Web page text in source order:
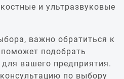
и ультразвуковые
важно обратиться к
подобрать
вашего предприятия.
по выбору